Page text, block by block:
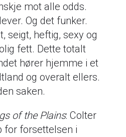
mot alle odds.
Og det funker.
seigt, heftig, sexy og
fett. Dette totalt
hører hjemme i et
og overalt ellers.
saken.
of the Plains: Colter
for forsettelsen i